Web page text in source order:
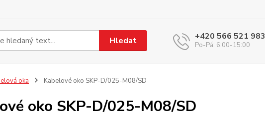
Hledat +420 566 521 983
Po-Pá: 6:00-15:00
oka Kabelové oko SKP-D/025-M08/SD
oko SKP-D/025-M08/SD